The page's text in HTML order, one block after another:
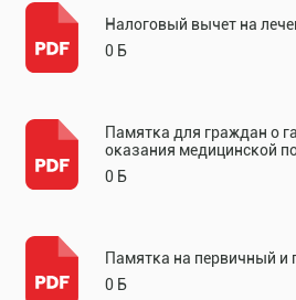
Налоговый вычет на
0 Б
Памятка для граждан о
оказания медицинской
0 Б
Памятка на первичный
0 Б